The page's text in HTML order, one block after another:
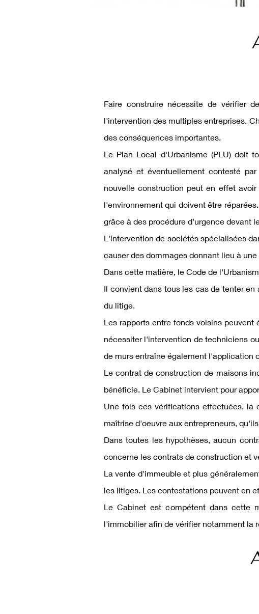
Faire construire nécessite de vérifier
l'intervention des multiples entreprises.
des conséquences importantes.
Le Plan Local d'Urbanisme (PLU) doit
analysé et éventuellement contesté
nouvelle construction peut en effet
l'environnement qui doivent être
grâce à des procédure d'urgence devant
L'intervention de sociétés spécialisées
causer des dommages donnant lieu à
Dans cette matière, le Code de
Il convient dans tous les cas de tenter
du litige.
Les rapports entre fonds voisins
nécessiter l'intervention de techniciens
de murs entraîne également l'application
Le contrat de construction de maisons
bénéficie. Le Cabinet intervient pour
Une fois ces vérifications effectuées, la
maîtrise d'oeuvre aux entrepreneurs,
Dans toutes les hypothèses, aucun
concerne les contrats de construction et
La vente d'immeuble et plus
les litiges. Les contestations peuvent en
Le Cabinet est compétent dans cette
l'immobilier afin de vérifier notamment la